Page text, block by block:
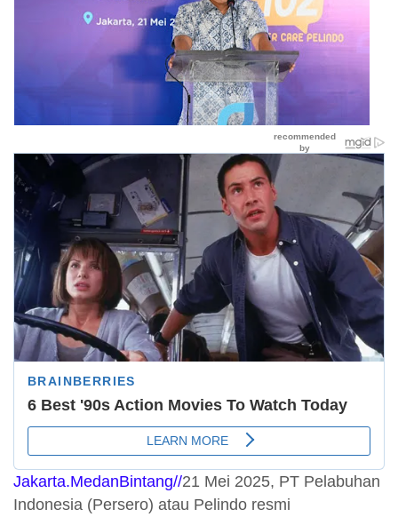
Jakarta.MedanBintang//21 Mei 2025, PT Pelabuhan
Indonesia (Persero) atau Pelindo resmi